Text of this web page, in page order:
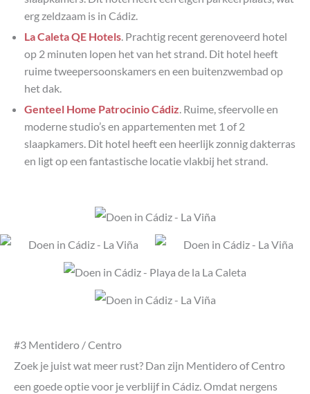
erg zeldzaam is in Cádiz.
La Caleta QE Hotels . Prachtig recent gerenoveerd hotel
op 2 minuten lopen het van het strand. Dit hotel heeft
ruime tweepersoonskamers en een buitenzwembad op
het dak.
Genteel Home Patrocinio Cádiz . Ruime, sfeervolle en
moderne studio’s en appartementen met 1 of 2
slaapkamers. Dit hotel heeft een heerlijk zonnig dakterras
en ligt op een fantastische locatie vlakbij het strand.
#3 Mentidero / Centro
Zoek je juist wat meer rust? Dan zijn Mentidero of Centro
een goede optie voor je verblijf in Cádiz. Omdat nergens